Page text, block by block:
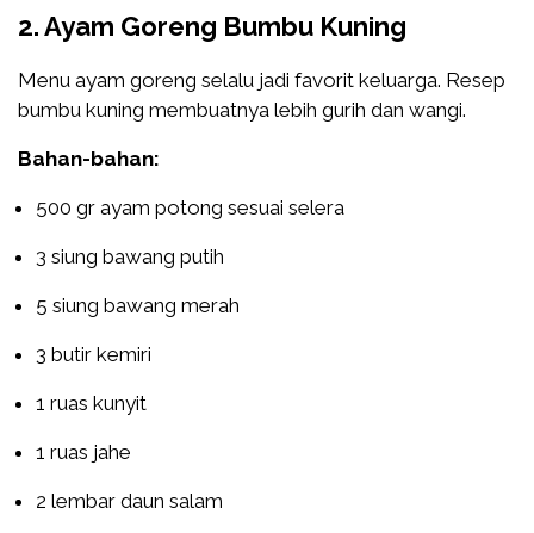
2. Ayam Goreng Bumbu Kuning
Menu ayam goreng selalu jadi favorit keluarga. Resep
bumbu kuning membuatnya lebih gurih dan wangi.
Bahan-bahan:
500 gr ayam potong sesuai selera
3 siung bawang putih
5 siung bawang merah
3 butir kemiri
1 ruas kunyit
1 ruas jahe
2 lembar daun salam